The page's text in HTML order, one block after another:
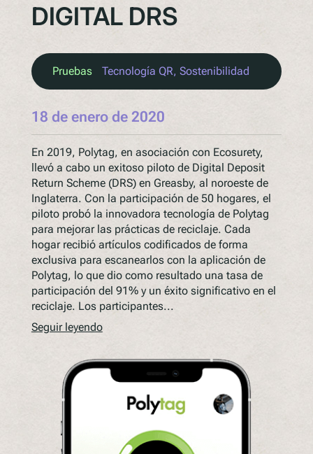
DIGITAL DRS
Pruebas Tecnología QR, Sostenibilidad
18 de enero de 2020
En 2019, Polytag, en asociación con Ecosurety,
llevó a cabo un exitoso piloto de Digital Deposit
Return Scheme (DRS) en Greasby, al noroeste de
Inglaterra. Con la participación de 50 hogares, el
piloto probó la innovadora tecnología de Polytag
para mejorar las prácticas de reciclaje. Cada
hogar recibió artículos codificados de forma
exclusiva para escanearlos con la aplicación de
Polytag, lo que dio como resultado una tasa de
participación del 91% y un éxito significativo en el
reciclaje. Los participantes...
Seguir leyendo